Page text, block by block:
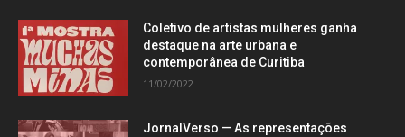
Coletivo de artistas mulheres ganha
destaque na arte urbana e
contemporânea de Curitiba
11/02/2022
JornalVerso — As representações